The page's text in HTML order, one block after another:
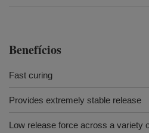
Benefícios
Fast curing
Provides extremely stable release
Low release force across a variety